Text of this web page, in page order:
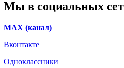
Мы в социальных
МАХ (канал)
Вконтакте
Одноклассники